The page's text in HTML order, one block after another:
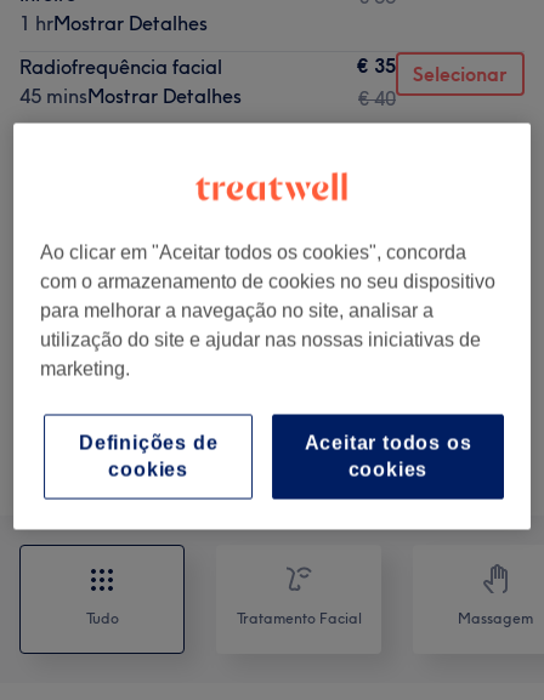
1 hrMostrar Detalhes
Radiofrequência facial
45 minsMostrar Detalhes
€ 35
€ 40
Selecionar
(Costa, pernas ou braços)
Mostrar Detalhes
Drenagem linfática Manual por
segmento ( pernas, braços, costas ou
abdomen)
30 minsMostrar Detalhes
€ 35 Selecionar
Massagem Grávidas
Procurar serviços
Tudo Tratamento Facial Massagem
Ao clicar em "Aceitar todos os cookies", concorda
com o armazenamento de cookies no seu dispositivo
para melhorar a navegação no site, analisar a
utilização do site e ajudar nas nossas iniciativas de
marketing.
Aceitar todos os
cookies
Definições de
cookies